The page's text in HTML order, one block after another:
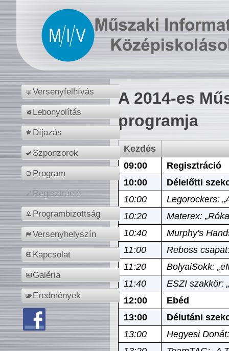
Versenyfelhívás
Lebonyolítás
Díjazás
Szponzorok
Program
Regisztráció
Programbizottság
Versenyhelyszín
Kapcsolat
Galéria
Eredmények
A 2014-es
programja
Kezdés
09:00
Regisztráció
10:00
Délelőtti
10:00
Legorockers:
10:20
Materex:
10:40
Murphy's
11:00
Reboss
11:20
BolyaiSokk:
11:40
ESZI szakkör:
12:00
Ebéd
13:00
Délutáni
13:00
Hegyesi